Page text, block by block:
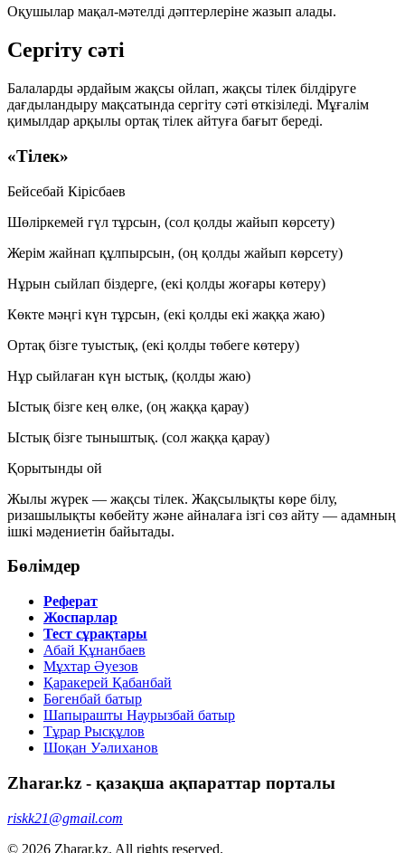
Оқушылар мақал-мәтелді дәптерлеріне жазып алады.
Сергіту сәті
Балаларды әрдайым жақсы ойлап, жақсы тілек білдіруге
дағдыландыру мақсатында сергіту сәті өткізіледі. Мұғалім
қимылдар арқылы ортақ тілек айтуға бағыт береді.
«Тілек»
Бейсебай Кірісбаев
Шөліркемей гүл тұрсын, (сол қолды жайып көрсету)
Жерім жайнап құлпырсын, (оң қолды жайып көрсету)
Нұрын сыйлап біздерге, (екі қолды жоғары көтеру)
Көкте мәңгі күн тұрсын, (екі қолды екі жаққа жаю)
Ортақ бізге туыстық, (екі қолды төбеге көтеру)
Нұр сыйлаған күн ыстық, (қолды жаю)
Ыстық бізге кең өлке, (оң жаққа қарау)
Ыстық бізге тыныштық. (сол жаққа қарау)
Қорытынды ой
Жылы жүрек — жақсы тілек. Жақсылықты көре білу,
ризашылықты көбейту және айналаға ізгі сөз айту — адамның
ішкі мәдениетін байытады.
Бөлімдер
Реферат
Жоспарлар
Тест сұрақтары
Абай Құнанбаев
Мұхтар Әуезов
Қаракерей Қабанбай
Бөгенбай батыр
Шапырашты Наурызбай батыр
Тұрар Рысқұлов
Шоқан Уәлиханов
Zharar.kz - қазақша ақпараттар порталы
riskk21@gmail.com
© 2026 Zharar.kz. All rights reserved.